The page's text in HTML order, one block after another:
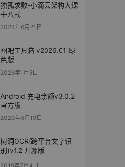
独孤求败-小滴云架构大课
十八式
2024年6月21日
图吧工具箱 v2026.01 绿
色版
2026年1月5日
Android 充电余额v3.0.2
官方版
2020年5月19日
树洞OCR(跨平台文字识
别)v1.2 开源版
2019年7月4日